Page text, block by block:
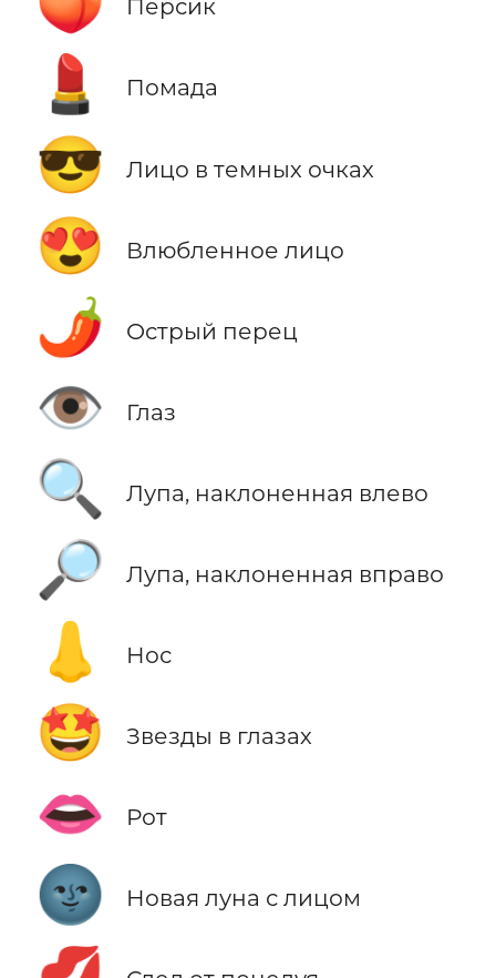
Персик
💄 Помада
😎 Лицо в темных очках
😍 Влюбленное лицо
🌶️ Острый перец
👁️ Глаз
🔍 Лупа, наклоненная влево
🔎 Лупа, наклоненная вправо
👃 Нос
🤩 Звезды в глазах
👄 Рот
🌚 Новая луна с лицом